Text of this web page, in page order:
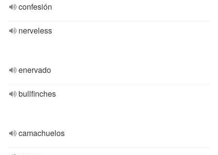
confesión
nerveless
enervado
bullfinches
camachuelos